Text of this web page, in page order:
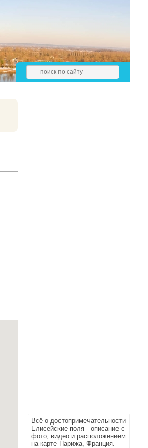
Всё о достопримечательности
Елисейские поля - описание с
фото, видео и расположением
на карте Парижа, Франция.